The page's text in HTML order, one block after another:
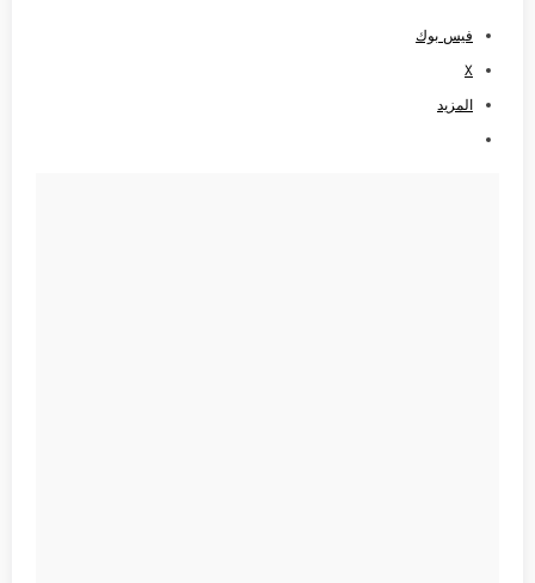
فيس بوك
X
المزيد